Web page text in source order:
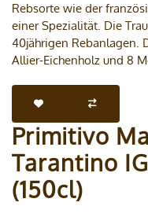
Rebsorte wie der
einer Spezialität. Die
40jährigen Rebanlagen.
Allier-Eichenholz und 8
Primitivo
Tarantino
(150cl)